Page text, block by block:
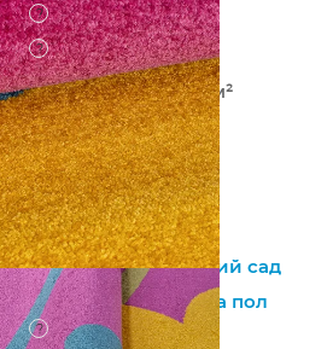
?
Средний
?
Фризе
304 000 точек/м²
10 мм
2050 г/м²
CRYSTAL
1021 PURPLE
Детская,Детский сад
Для девочек,На пол
?
Джутовая